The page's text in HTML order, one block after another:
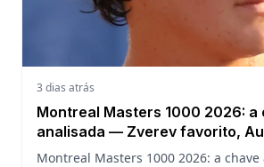
3 dias atrás
Montreal Masters 1000 2026: a
analisada — Zverev favorito,
em casa e o caminho de João
Montreal Masters 1000 2026: a chave